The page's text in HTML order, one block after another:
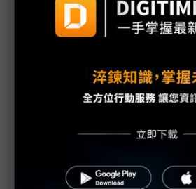
福島縣政府開始檢測產品輻射值
原能會：輻射雲團6日飄到台灣
福島第1核電廠發現2具東電員工
防輻射水持續外洩 東電灌高分子
美軍核污處理部隊分批赴日 助防